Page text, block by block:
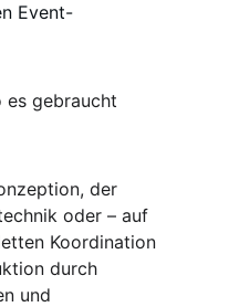
Event-
gebraucht
der
oder – auf
Koordination
durch
und